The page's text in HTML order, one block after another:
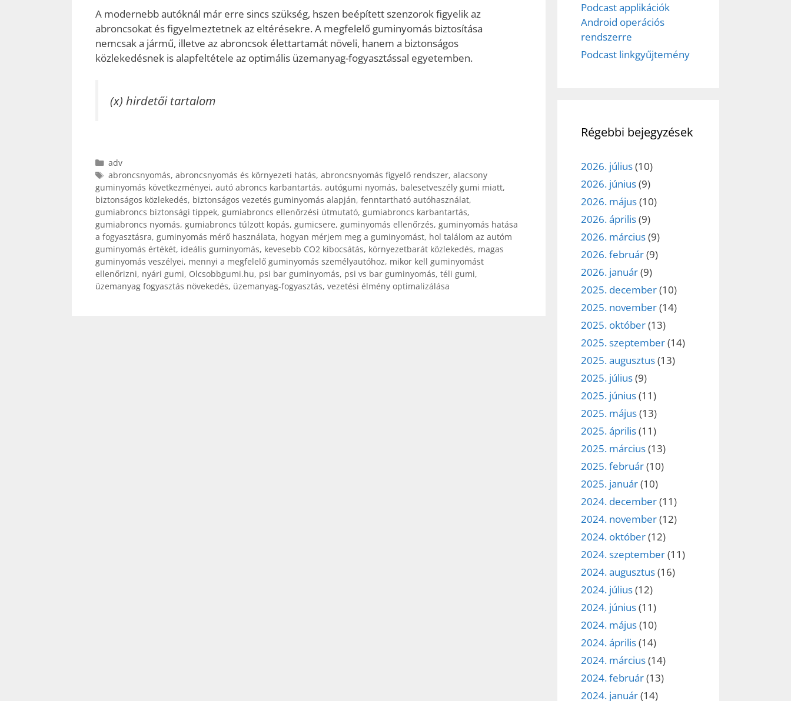
A modernebb autóknál már erre sincs szükség, hszen beépített szenzorok figyelik az
abroncsokat és figyelmeztetnek az eltérésekre. A megfelelő guminyomás biztosítása
nemcsak a jármű, illetve az abroncsok élettartamát növeli, hanem a biztonságos
közlekedésnek is alapfeltétele az optimális üzemanyag-fogyasztással egyetemben.
(x) hirdetői tartalom
Kategória
adv
Címkék
abroncsnyomás, abroncsnyomás és környezeti hatás, abroncsnyomás figyelő rendszer, alacsony
guminyomás következményei, autó abroncs karbantartás, autógumi nyomás, balesetveszély gumi miatt,
biztonságos közlekedés, biztonságos vezetés guminyomás alapján, fenntartható autóhasználat,
gumiabroncs biztonsági tippek, gumiabroncs ellenőrzési útmutató, gumiabroncs karbantartás,
gumiabroncs nyomás, gumiabroncs túlzott kopás, gumicsere, guminyomás ellenőrzés, guminyomás hatása
a fogyasztásra, guminyomás mérő használata, hogyan mérjem meg a guminyomást, hol találom az autóm
guminyomás értékét, ideális guminyomás, kevesebb CO2 kibocsátás, környezetbarát közlekedés, magas
guminyomás veszélyei, mennyi a megfelelő guminyomás személyautóhoz, mikor kell guminyomást
ellenőrizni, nyári gumi, Olcsobbgumi.hu, psi bar guminyomás, psi vs bar guminyomás, téli gumi,
üzemanyag fogyasztás növekedés, üzemanyag-fogyasztás, vezetési élmény optimalizálása
Podcast applikációk
Android operációs
rendszerre
Podcast linkgyűjtemény
Régebbi bejegyzések
2026. július(10)
2026. június(9)
2026. május(10)
2026. április(9)
2026. március(9)
2026. február(9)
2026. január(9)
2025. december(10)
2025. november(14)
2025. október(13)
2025. szeptember(14)
2025. augusztus(13)
2025. július(9)
2025. június(11)
2025. május(13)
2025. április(11)
2025. március(13)
2025. február(10)
2025. január(10)
2024. december(11)
2024. november(12)
2024. október(12)
2024. szeptember(11)
2024. augusztus(16)
2024. július(12)
2024. június(11)
2024. május(10)
2024. április(14)
2024. március(14)
2024. február(13)
2024. január(14)